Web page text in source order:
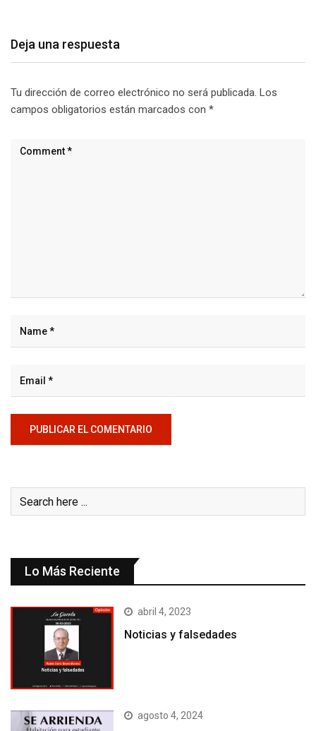
Deja una respuesta
Tu dirección de correo electrónico no será publicada. Los
campos obligatorios están marcados con *
Lo Más Reciente
abril 4, 2023
Noticias y falsedades
agosto 4, 2024